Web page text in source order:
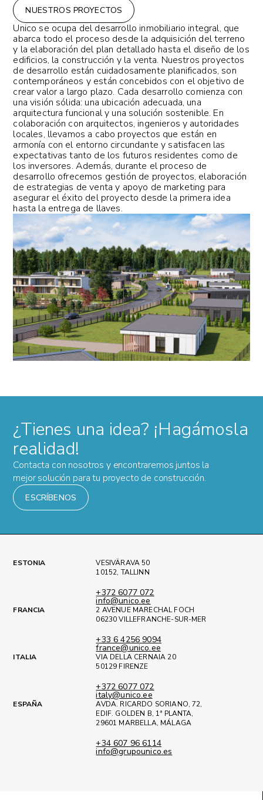
NUESTROS PROYECTOS
Unico se ocupa del desarrollo inmobiliario integral, que
abarca todo el proceso desde la adquisición del terreno
y la elaboración del plan detallado hasta el diseño de los
edificios, la construcción y la venta. Nuestros proyectos
de desarrollo están cuidadosamente planificados, son
contemporáneos y están concebidos con el objetivo de
crear valor a largo plazo. Cada desarrollo comienza con
una visión sólida: una ubicación adecuada, una
arquitectura funcional y una solución sostenible. En
colaboración con arquitectos, ingenieros y autoridades
locales, llevamos a cabo proyectos que están en
armonía con el entorno circundante y satisfacen las
expectativas tanto de los futuros residentes como de
los inversores. Además, durante el proceso de
desarrollo ofrecemos gestión de proyectos, elaboración
de estrategias de venta y apoyo de marketing para
asegurar el éxito del proyecto desde la primera idea
hasta la entrega de llaves.
¿Tienes una idea? ¡Hagámosla
realidad!
Contacta con nosotros y encontraremos juntos la
mejor solución para tu proyecto de construcción.
ESCRÍBENOS
ESTONIA
VESIVÄRAVA 50
10152, TALLINN
+372 6077 072
info@unico.ee
FRANCIA
2 AVENUE MARECHAL FOCH
06230 VILLEFRANCHE-SUR-MER
+33 6 4256 9094
france@unico.ee
ITALIA
VIA DELLA CERNAIA 20
50129 FIRENZE
+372 6077 072
italy@unico.ee
ESPAÑA
AVDA. RICARDO SORIANO, 72,
EDIF. GOLDEN B, 1ª PLANTA,
29601 MARBELLA, MÁLAGA
+34 607 96 6114
info@grupounico.es